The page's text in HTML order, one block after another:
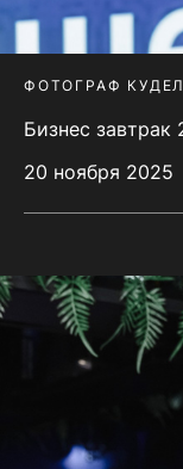
ФОТОГРАФ
Бизнес завтрак
20 ноября 2025